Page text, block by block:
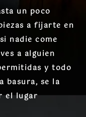
un poco
a fijarte en
nadie come
a alguien
y todo
basura, se la
el lugar